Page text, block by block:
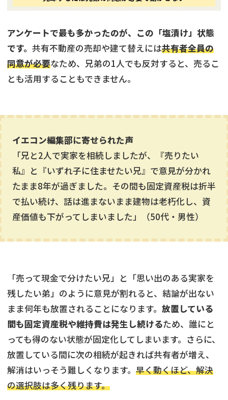
アンケートで最も多かったのが、この「塩漬け」状態
です。 共有不動産の売却や建て替えには共有者全員の
同意が必要なため、兄弟の1人でも反対すると、売るこ
とも活用することもできません。
イエコン編集部に寄せられた声
「兄と2人で実家を相続しましたが、『売りたい
私』と『いずれ子に住ませたい兄』で意見が分かれ
たまま8年が過ぎました。その間も固定資産税は折半
で払い続け、話は進まないまま建物は老朽化し、資
産価値も下がってしまいました」（50代・男性）
「売って現金で分けたい兄」と「思い出のある実家を
残したい弟」のように意見が割れると、結論が出ない
まま何年も放置されることになります。 放置している
間も固定資産税や維持費は発生し続けるため、誰にと
っても得のない状態が固定化してしまいます。さらに、
放置している間に次の相続が起きれば共有者が増え、
解消はいっそう難しくなります。 早く動くほど、解決
の選択肢は多く残ります。